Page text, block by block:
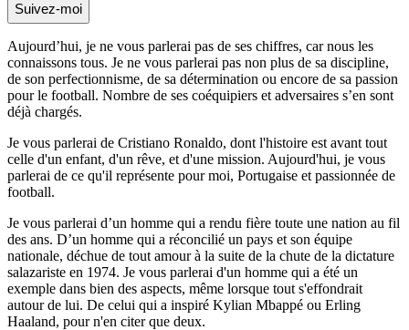
Suivez-moi
Aujourd’hui, je ne vous parlerai pas de ses chiffres, car nous les
connaissons tous. Je ne vous parlerai pas non plus de sa discipline,
de son perfectionnisme, de sa détermination ou encore de sa passion
pour le football. Nombre de ses coéquipiers et adversaires s’en sont
déjà chargés.
Je vous parlerai de Cristiano Ronaldo, dont l'histoire est avant tout
celle d'un enfant, d'un rêve, et d'une mission. Aujourd'hui, je vous
parlerai de ce qu'il représente pour moi, Portugaise et passionnée de
football.
Je vous parlerai d’un homme qui a rendu fière toute une nation au fil
des ans. D’un homme qui a réconcilié un pays et son équipe
nationale, déchue de tout amour à la suite de la chute de la dictature
salazariste en 1974. Je vous parlerai d'un homme qui a été un
exemple dans bien des aspects, même lorsque tout s'effondrait
autour de lui. De celui qui a inspiré Kylian Mbappé ou Erling
Haaland, pour n'en citer que deux.